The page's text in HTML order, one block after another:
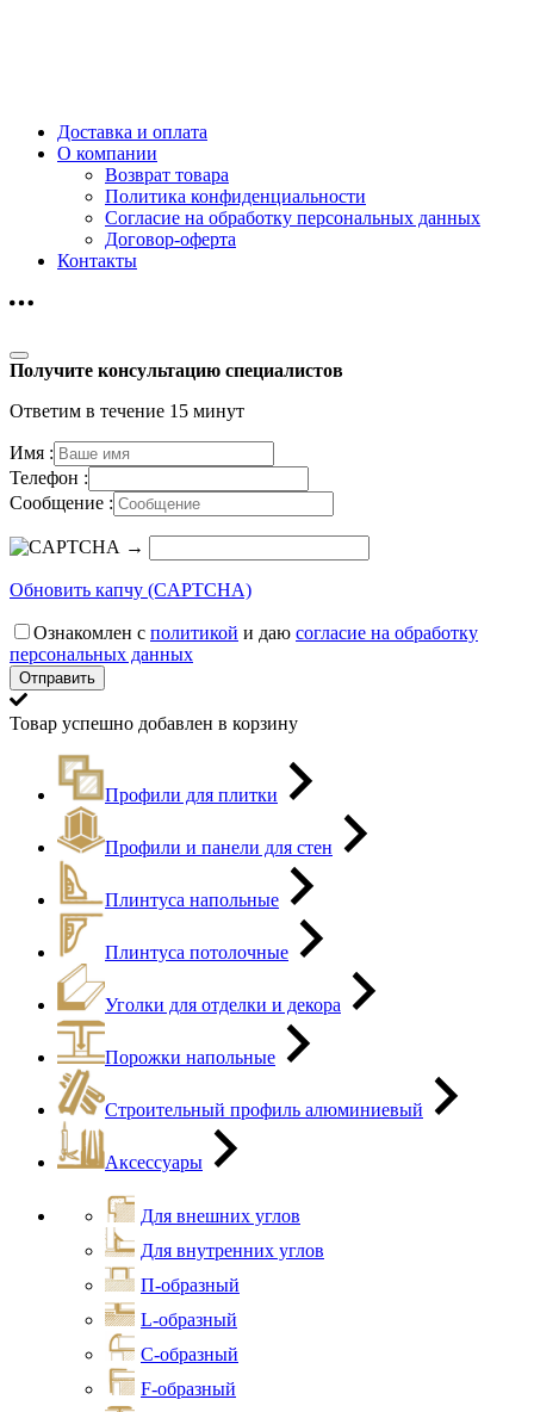
Доставка и оплата
О компании
Возврат товара
Политика конфиденциальности
Согласие на обработку персональных данных
Договор-оферта
Контакты
Получите консультацию специалистов
Ответим в течение 15 минут
Имя :
Телефон :
Сообщение :
→
Обновить капчу (CAPTCHA)
Ознакомлен с политикой и даю согласие на обработку
персональных данных
Товар успешно добавлен в корзину
Профили для плитки
Профили и панели для стен
Плинтуса напольные
Плинтуса потолочные
Уголки для отделки и декора
Порожки напольные
Строительный профиль алюминиевый
Аксессуары
Для внешних углов
Для внутренних углов
П-образный
L-образный
С-образный
F-образный